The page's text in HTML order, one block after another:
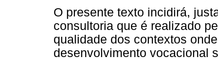
O presente texto incidirá,
consultoria que é realizado
qualidade dos contextos
desenvolvimento vocacional